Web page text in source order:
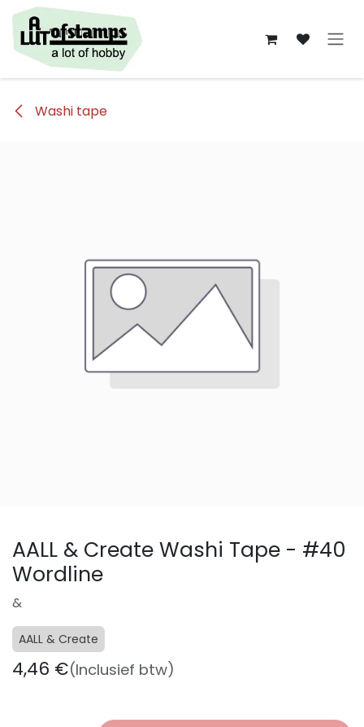
Overslaan naar inhoud
Washi tape
AALL & Create Washi Tape - #40
Wordline
&
AALL & Create
4,46 €(Inclusief btw)